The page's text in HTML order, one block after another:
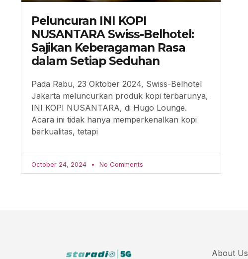
Peluncuran INI KOPI
NUSANTARA Swiss-Belhotel:
Sajikan Keberagaman Rasa
dalam Setiap Seduhan
Pada Rabu, 23 Oktober 2024, Swiss-Belhotel
Jakarta meluncurkan produk kopi terbarunya,
INI KOPI NUSANTARA, di Hugo Lounge.
Acara ini tidak hanya memperkenalkan kopi
berkualitas, tetapi
October 24, 2024 No Comments
About Us